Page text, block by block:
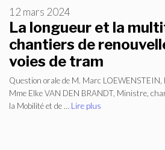
La longueur et la
chantiers de
voies de tram
12 mars 2024
Question orale de M. Marc LOEWENSTEIN,
Mme Elke VAN DEN BRANDT, Ministre,
la Mobilité et de … Lire plus